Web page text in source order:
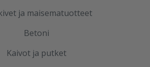
ja maisematuotteet
Betoni
Kaivot ja putket